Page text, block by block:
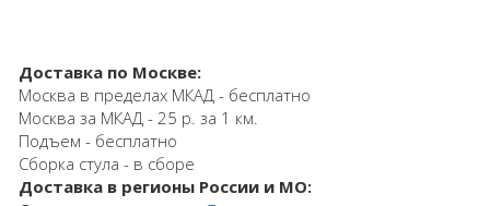
Доставка по Москве:
Москва в пределах МКАД - бесплатно
Москва за МКАД - 25 р. за 1 км.
Подъем - бесплатно
Сборка стула - в сборе
Доставка в регионы России и МО: